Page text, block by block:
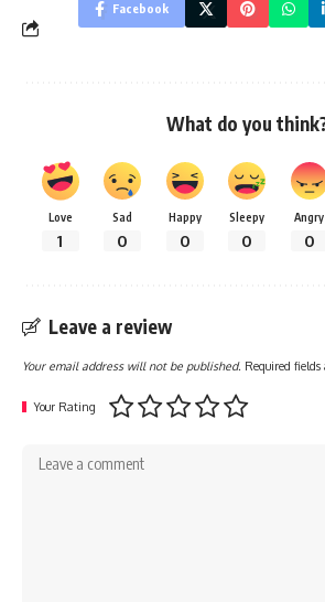
Facebook
What do you
Love
1
Sad
0
Happy
0
Sleepy
0
Angry
0
Leave a review
Your email address will not be published. Required fields
Your Rating